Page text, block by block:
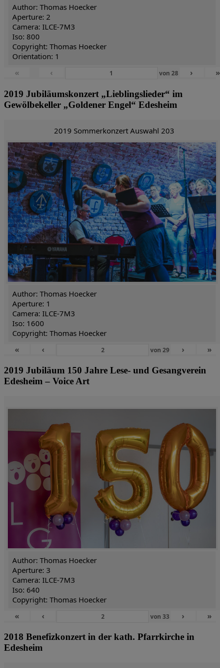
Author: Thomas Hoecker
Aperture: 2
Camera: ILCE-7M3
Iso: 800
Copyright: Thomas Hoecker
Orientation: 1
«
‹ von 28 › »
2019 Jubiläumskonzert „Lieblingslieder“ im
Gewölbekeller „Goldener Engel“ Edesheim
2019 Sommerkonzert Auswahl 203
Author: Thomas Hoecker
Aperture: 1
Camera: ILCE-7M3
Iso: 1600
Copyright: Thomas Hoecker
«
‹ von29 › »
2019 Jubiläum 150 Jahre Lese- und Gesangverein
Edesheim – Voice Art
Author: Thomas Hoecker
Aperture: 3
Camera: ILCE-7M3
Iso: 640
Copyright: Thomas Hoecker
«
‹ von33 › »
2018 Benefizkonzert in der kath. Pfarrkirche in
Edesheim